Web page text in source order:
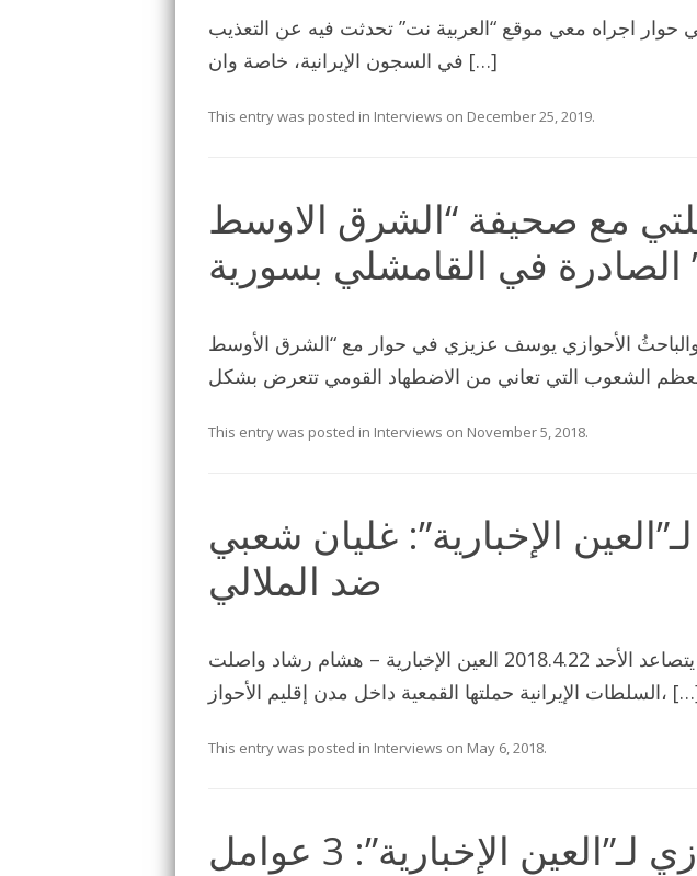
اجراه معي موقع “العربية نت” تحدثت فيه عن التعذيب
في السجون الإيرانية، خاصة وان […]
This entry was posted in Interviews on December 25, 2019.
مع صحيفة “الشرق الاوسط
الصادرة في القامشلي بسورية
الأحوازي يوسف عزيزي في حوار مع “الشرق الأوسط
This entry was posted in Interviews on November 5, 2018.
الإخبارية”: غليان شعبي
ضد الملالي
الغضب الشعبي ضد الملالي يتصاعد الأحد 2018.4.22 العين الإخبارية – هشام رشاد واصلت
حملتها القمعية داخل مدن إقليم الأحواز، […]
This entry was posted in Interviews on May 6, 2018.
معارض اهوازي لـ”العين الإخبارية”: 3 عوامل